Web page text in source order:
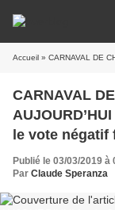
Accueil » CARNAVAL DE
CARNAVAL
AUJOURD’HUI ! - du 3 mars 2019
le vote négatif
Publié le 03/03/2019 à
Par Claude Speranza